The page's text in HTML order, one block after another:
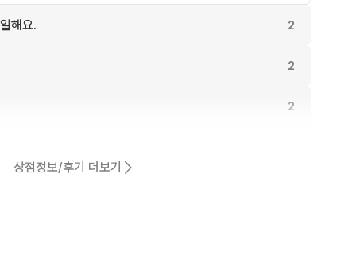
해요. 2
2
2
상점정보/후기 더보기